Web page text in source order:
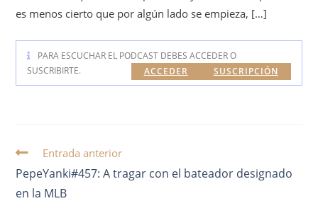
es menos cierto que por algún lado se empieza, […]
PARA ESCUCHAR EL PODCAST DEBES ACCEDER O
SUSCRIBIRTE.
SUSCRIPCIÓN
ACCEDER
Entrada anterior
PepeYanki#457: A tragar con el bateador designado
en la MLB